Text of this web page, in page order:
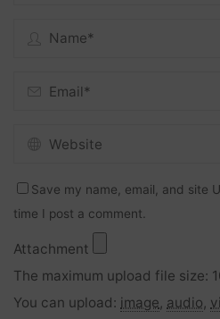
Save my name, email, and site
time I post a comment.
Attachment
The maximum upload file size:
You can upload: image, audio,